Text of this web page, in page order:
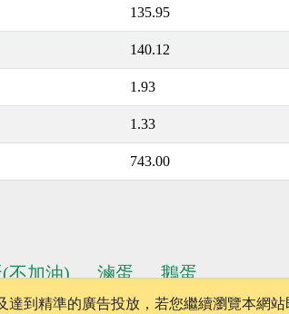
135.95
140.12
1.93
1.33
743.00
不加油) 滷蛋 鵝蛋
到精準的廣告投放，若您繼續瀏覽本網站